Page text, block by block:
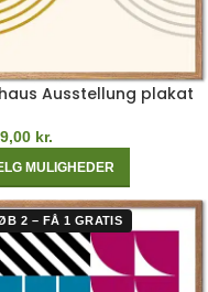
Ausstellung plakat
kr.
MULIGHEDER
2 – FÅ 1 GRATIS